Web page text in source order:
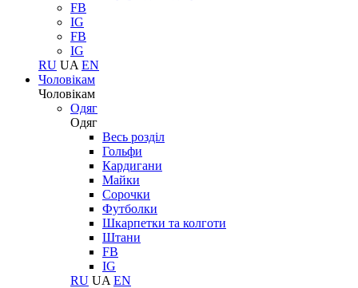
FB
IG
FB
IG
RU UA EN
Чоловікам
Чоловікам
Одяг
Одяг
Весь розділ
Гольфи
Кардигани
Майки
Сорочки
Футболки
Шкарпетки та колготи
Штани
FB
IG
RU UA EN